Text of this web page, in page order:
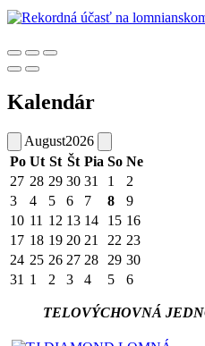
Kalendár
August2026
Po Ut St Št Pia So Ne
27 28 29 30 31 1
2
3
4 5 6 7 8
9
10 11 12 13 14 15 16
17 18 19 20 21 22 23
24 25 26 27 28 29 30
31 1 2 3 4 5 6
TELOVÝCHOVNÁ